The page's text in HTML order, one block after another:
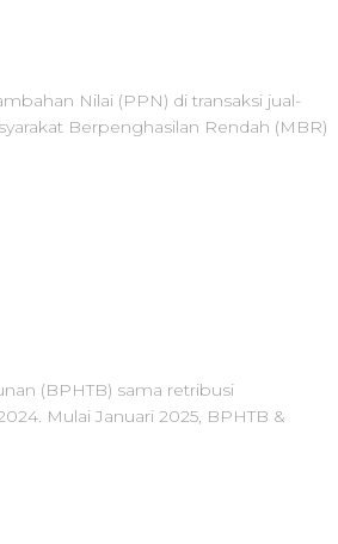
Nilai (PPN) di transaksi jual-
Berpenghasilan Rendah (MBR)
(BPHTB) sama retribusi
Mulai Januari 2025, BPHTB &